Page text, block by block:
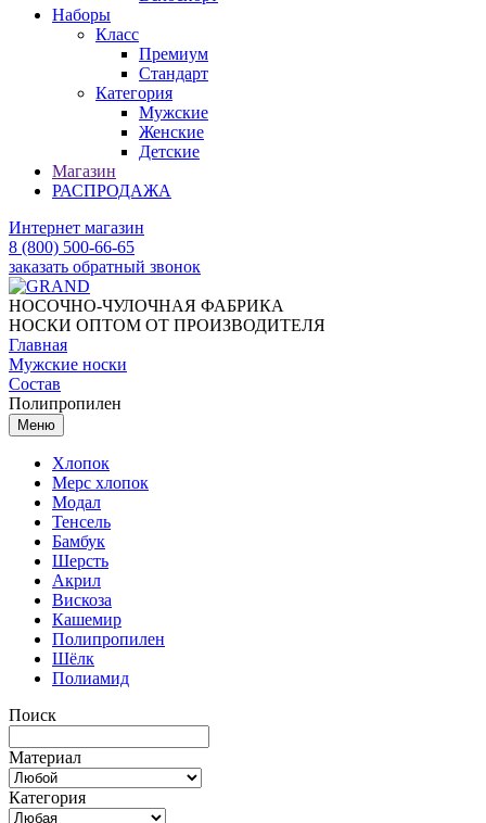
Наборы
Класс
Премиум
Стандарт
Категория
Мужские
Женские
Детские
Магазин
РАСПРОДАЖА
Интернет магазин
8 (800) 500-66-65
заказать обратный звонок
НОСОЧНО-ЧУЛОЧНАЯ ФАБРИКА
НОСКИ ОПТОМ ОТ ПРОИЗВОДИТЕЛЯ
Главная
Мужские носки
Состав
Полипропилен
Меню
Хлопок
Мерс хлопок
Модал
Тенсель
Бамбук
Шерсть
Акрил
Вискоза
Кашемир
Полипропилен
Шёлк
Полиамид
Поиск
Материал
Категория